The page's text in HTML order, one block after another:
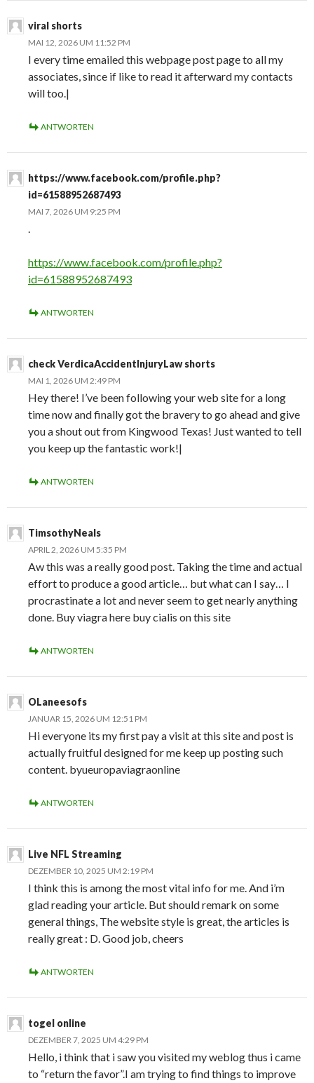
viral shorts
MAI 12, 2026 UM 11:52 PM
I every time emailed this webpage post page to all my
associates, since if like to read it afterward my contacts
will too.|
ANTWORTEN
https://www.facebook.com/profile.php?
id=61588952687493
MAI 7, 2026 UM 9:25 PM
.
https://www.facebook.com/profile.php?
id=61588952687493
ANTWORTEN
check VerdicaAccidentInjuryLaw shorts
MAI 1, 2026 UM 2:49 PM
Hey there! I’ve been following your web site for a long
time now and finally got the bravery to go ahead and give
you a shout out from Kingwood Texas! Just wanted to tell
you keep up the fantastic work!|
ANTWORTEN
TimsothyNeals
APRIL 2, 2026 UM 5:35 PM
Aw this was a really good post. Taking the time and actual
effort to produce a good article… but what can I say… I
procrastinate a lot and never seem to get nearly anything
done. Buy viagra here buy cialis on this site
ANTWORTEN
OLaneesofs
JANUAR 15, 2026 UM 12:51 PM
Hi everyone its my first pay a visit at this site and post is
actually fruitful designed for me keep up posting such
content. byueuropaviagraonline
ANTWORTEN
Live NFL Streaming
DEZEMBER 10, 2025 UM 2:19 PM
I think this is among the most vital info for me. And i’m
glad reading your article. But should remark on some
general things, The website style is great, the articles is
really great : D. Good job, cheers
ANTWORTEN
togel online
DEZEMBER 7, 2025 UM 4:29 PM
Hello, i think that i saw you visited my weblog thus i came
to “return the favor”.I am trying to find things to improve